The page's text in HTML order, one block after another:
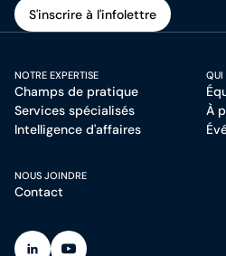
S'inscrire à l'infolettre
NOTRE EXPERTISE
Champs de pratique
Services spécialisés
Intelligence d'affaires
QUI
À
NOUS JOINDRE
Contact